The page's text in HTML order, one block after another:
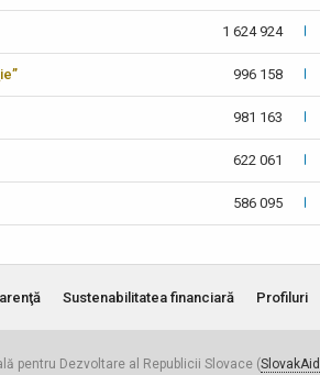
1 624 924
996 158
981 163
622 061
586 095
Sustenabilitatea financiară Profiluri
pentru Dezvoltare al Republicii Slovace (SlovakAid